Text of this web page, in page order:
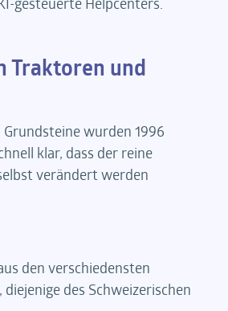
gesteuerte Helpcenters.
Traktoren und
wurden 1996
klar, dass der reine
verändert werden
den verschiedensten
des Schweizerischen